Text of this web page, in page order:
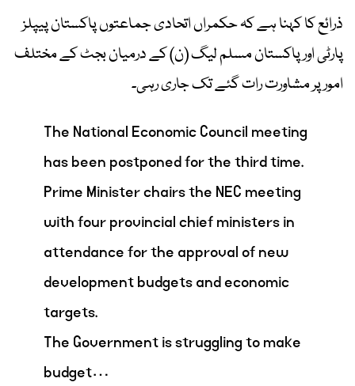
ذرائع کا کہنا ہے کہ حکمراں اتحادی جماعتوں پاکستان پیپلز
پارٹی اور پاکستان مسلم لیگ (ن) کے درمیان بجٹ کے مختلف
امور پر مشاورت رات گئے تک جاری رہی۔
The National Economic Council meeting
has been postponed for the third time.
Prime Minister chairs the NEC meeting
with four provincial chief ministers in
attendance for the approval of new
development budgets and economic
targets.
The Government is struggling to make
budget…